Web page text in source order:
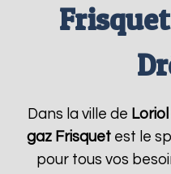
Dans la ville de
gaz Frisquetest le
pour tous vos